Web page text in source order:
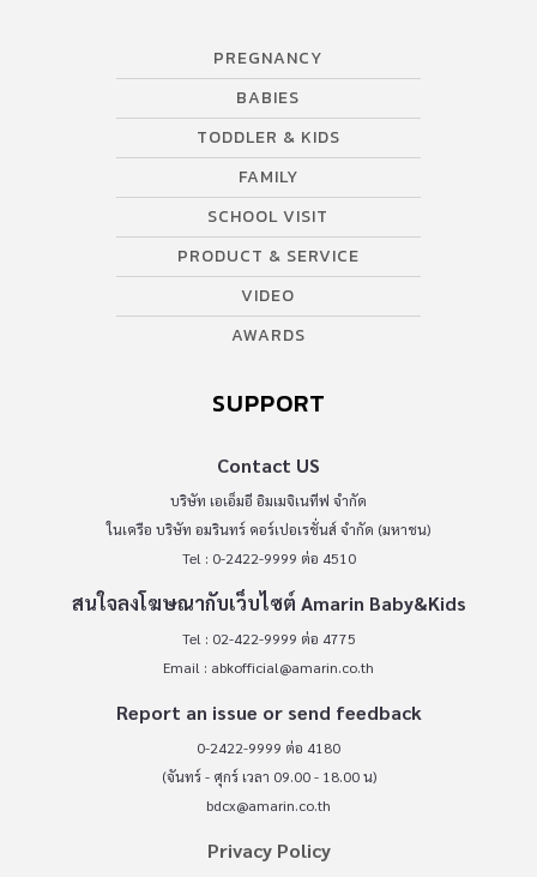
PREGNANCY
BABIES
TODDLER & KIDS
FAMILY
SCHOOL VISIT
PRODUCT & SERVICE
VIDEO
AWARDS
SUPPORT
Contact US
บริษัท เอเอ็มอี อิมเมจิเนทีฟ จำกัด
ในเครือ บริษัท อมรินทร์ คอร์เปอเรชั่นส์ จำกัด (มหาชน)
Tel : 0-2422-9999 ต่อ 4510
สนใจลงโฆษณากับเว็บไซต์ Amarin Baby&Kids
Tel : 02-422-9999 ต่อ 4775
Email : abkofficial@amarin.co.th
Report an issue or send feedback
0-2422-9999 ต่อ 4180
(จันทร์ - ศุกร์ เวลา 09.00 - 18.00 น)
bdcx@amarin.co.th
Privacy Policy